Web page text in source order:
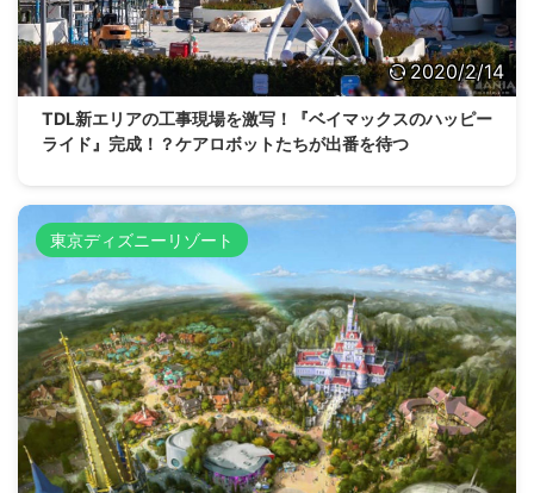
2020/2/14
TDL新エリアの工事現場を激写！『ベイマックスのハッピー
ライド』完成！？ケアロボットたちが出番を待つ
東京ディズニーリゾート